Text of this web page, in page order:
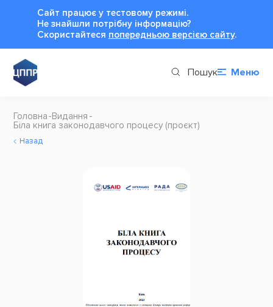
Сайт працює у тестовому режимі.
Не знайшли потрібну інформацію?
Cкористайтеся попередньою версією сайту.
Пошук Меню
Головна Видання
Біла книга законодавчого процесу (проєкт)
Назад